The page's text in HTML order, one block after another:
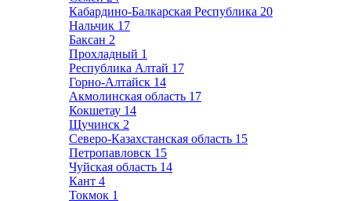
Кабардино-Балкарская Республика 20
Нальчик 17
Баксан 2
Прохладный 1
Республика Алтай 17
Горно-Алтайск 14
Акмолинская область 17
Кокшетау 14
Щучинск 2
Северо-Казахстанская область 15
Петропавловск 15
Чуйская область 14
Кант 4
Токмок 1